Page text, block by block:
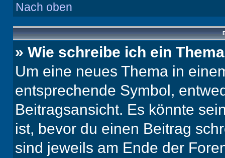
Nach oben
» Wie schreibe ich ein
Um eine neues Thema in
entsprechende Symbol,
Beitragsansicht. Es könnte
ist, bevor du einen Beitrag
sind jeweils am Ende der